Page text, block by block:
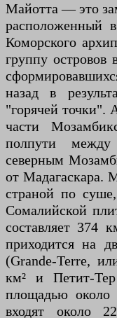
Майотта — это
расположенный
Коморского
группу островов
назад в
"горячей точки".
части
полпути
северным
от Мадагаскара.
страной по
Сомалийской
составляет 374
приходится на
(Grande-Terre,
км² и Петит-
площадью около
входят около